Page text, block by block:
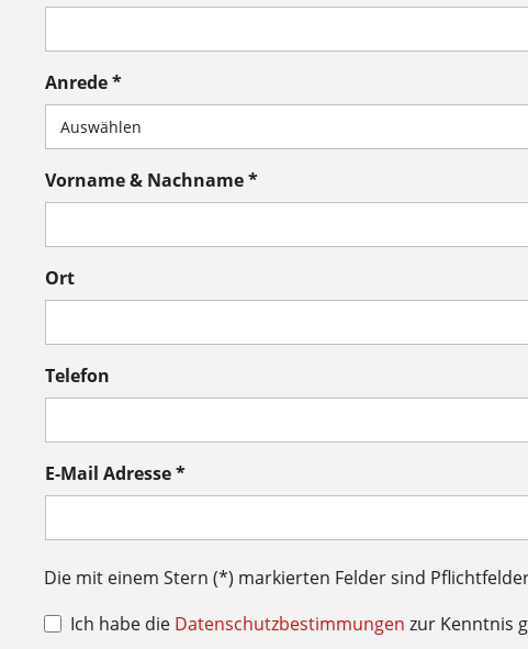
Anrede *
Vorname & Nachname *
Ort
Telefon
E-Mail Adresse *
Die mit einem Stern (*) markierten Felder sind
Ich habe die Datenschutzbestimmungen zur Kenntnis